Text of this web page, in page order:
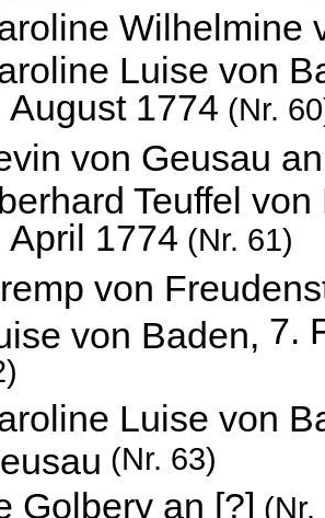
Wilhelmine
Luise von
August 1774 (Nr.
von Geusau
Teuffel
April 1774 (Nr. 61)
von
von Baden, 7.
Luise von
(Nr. 63)
Golbery an [?] (Nr.